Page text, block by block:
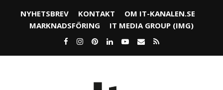
NYHETSBREV KONTAKT
OM IT-KANALEN.SE
MARKNADSFÖRING
IT MEDIA GROUP (IMG)